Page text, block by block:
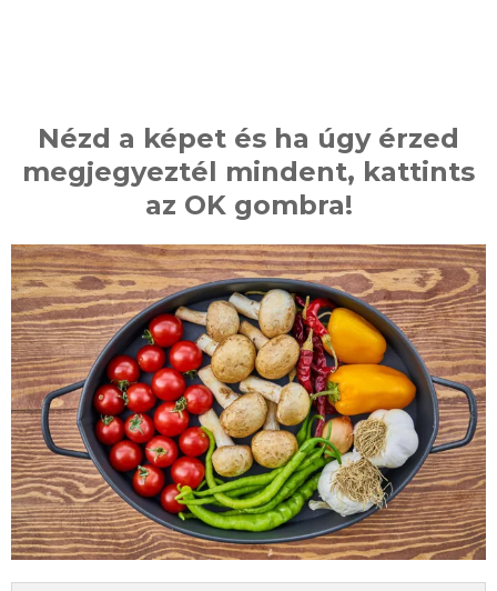
Nézd a képet és ha úgy érzed
megjegyeztél mindent, kattints
az OK gombra!